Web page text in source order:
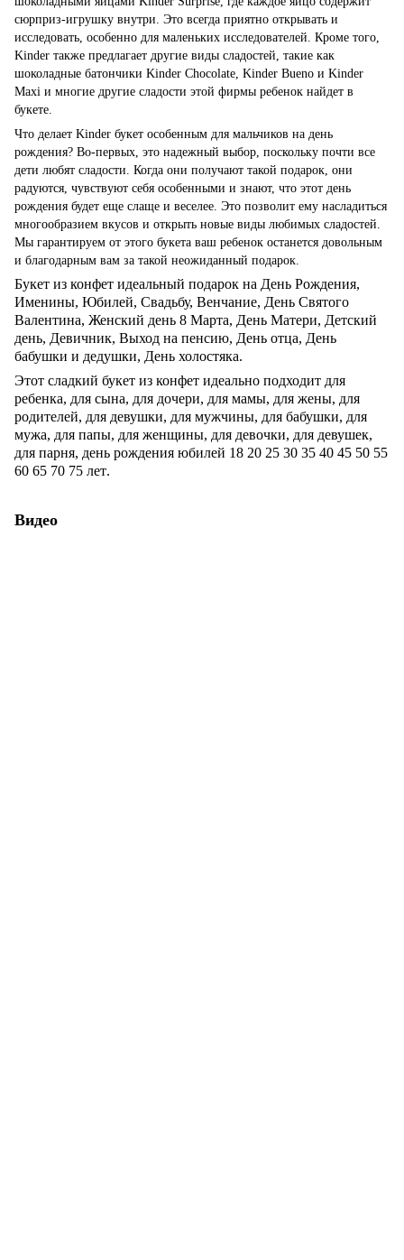
сюрприз-игрушку внутри. Это всегда приятно открывать и
исследовать, особенно для маленьких исследователей. Кроме того,
Kinder также предлагает другие виды сладостей, такие как
шоколадные батончики Kinder Chocolate, Kinder Bueno и Kinder
Maxi и многие другие сладости этой фирмы ребенок найдет в
букете.
Что делает Kinder букет особенным для мальчиков на день
рождения? Во-первых, это надежный выбор, поскольку почти все
дети любят сладости. Когда они получают такой подарок, они
радуются, чувствуют себя особенными и знают, что этот день
рождения будет еще слаще и веселее. Это позволит ему насладиться
многообразием вкусов и открыть новые виды любимых сладостей.
Мы гарантируем от этого букета ваш ребенок останется довольным
и благодарным вам за такой неожиданный подарок.
Букет из конфет идеальный подарок на День Рождения,
Именины, Юбилей, Свадьбу, Венчание, День Святого
Валентина, Женский день 8 Марта, День Матери, Детский
день, Девичник, Выход на пенсию, День отца, День
бабушки и дедушки, День холостяка.
Этот сладкий букет из конфет идеально подходит для
ребенка, для сына, для дочери, для мамы, для жены, для
родителей, для девушки, для мужчины, для бабушки, для
мужа, для папы, для женщины, для девочки, для девушек,
для парня, день рождения юбилей 18 20 25 30 35 40 45 50 55
60 65 70 75 лет.
Видео